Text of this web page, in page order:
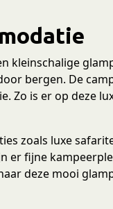
kleinschalige
bergen. De
Zo is er op deze
zoals luxe
er fijne
deze mooi